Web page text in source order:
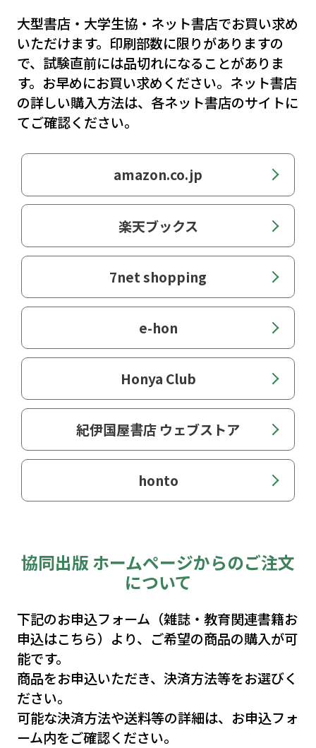
学校教育法施行規則／公立の義務教育諸学校等
の教育職員の給与等に関する特別措置法（給特
法）／子ども・子育て支援法／自殺対策基本法
／児童虐待の防止等に関する法律／児童福祉法
／他
大型書店・大学生協・ネット書店でお買い求め
いただけます。印刷部数に限りがありますの
で、試験直前には品切れになることがありま
す。お早めにお買い求めください。ネット書店
の詳しい購入方法は、各ネット書店のサイトに
てご確認ください。
amazon.co.jp
楽天ブックス
7net shopping
e-hon
Honya Club
紀伊国屋書店 ウェブストア
honto
協同出版 ホームページからのご注文
について
下記のお申込フォーム（雑誌・教育関連書籍お
申込はこちら）より、ご希望の商品の購入が可
能です。
商品をお申込いただき、決済方法等をお選びく
ださい。
可能な決済方法や送料等の詳細は、お申込フォ
ーム内をご確認ください。